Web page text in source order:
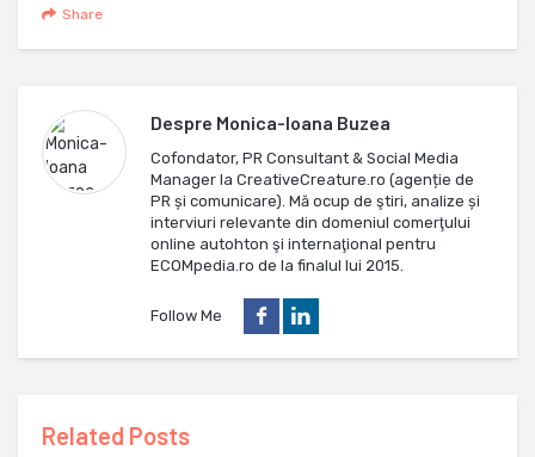
Share
Despre Monica-Ioana Buzea
Cofondator, PR Consultant & Social Media
Manager la CreativeCreature.ro (agenție de
PR și comunicare). Mă ocup de ştiri, analize și
interviuri relevante din domeniul comerţului
online autohton şi internaţional pentru
ECOMpedia.ro de la finalul lui 2015.
Follow Me
Related Posts